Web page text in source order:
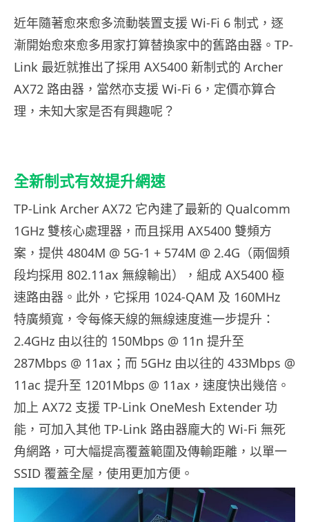
近年隨著愈來愈多流動裝置支援 Wi-Fi 6 制式，逐
漸開始愈來愈多用家打算替換家中的舊路由器。TP-
Link 最近就推出了採用 AX5400 新制式的 Archer
AX72 路由器，當然亦支援 Wi-Fi 6，定價亦算合
理，未知大家是否有興趣呢？
全新制式有效提升網速
TP-Link Archer AX72 它內建了最新的 Qualcomm
1GHz 雙核心處理器，而且採用 AX5400 雙頻方
案，提供 4804M @ 5G-1 + 574M @ 2.4G（兩個頻
段均採用 802.11ax 無線輸出），組成 AX5400 極
速路由器。此外，它採用 1024-QAM 及 160MHz
特廣頻寬，令每條天線的無線速度進一步提升：
2.4GHz 由以往的 150Mbps @ 11n 提升至
287Mbps @ 11ax；而 5GHz 由以往的 433Mbps @
11ac 提升至 1201Mbps @ 11ax，速度快出幾倍。
加上 AX72 支援 TP-Link OneMesh Extender 功
能，可加入其他 TP-Link 路由器龐大的 Wi-Fi 無死
角網路，可大幅提高覆蓋範圍及傳輸距離，以單一
SSID 覆蓋全屋，使用更加方便。